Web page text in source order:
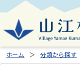
ホーム 分類から探す